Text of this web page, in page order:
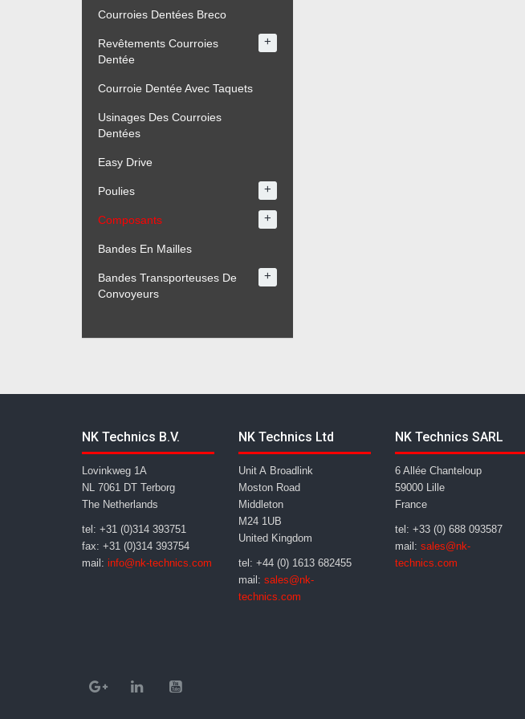
Courroies Dentées Breco
Revêtements Courroies
Dentée
+
Courroie Dentée Avec Taquets
Usinages Des Courroies
Dentées
Easy Drive
Poulies +
Composants +
Bandes En Mailles
Bandes Transporteuses De
Convoyeurs
+
NK Technics B.V.
Lovinkweg 1A
NL 7061 DT Terborg
The Netherlands
tel: +31 (0)314 393751
fax: +31 (0)314 393754
mail: info@nk-technics.com
NK Technics Ltd
Unit A Broadlink
Moston Road
Middleton
M24 1UB
United Kingdom
tel: +44 (0) 1613 682455
mail: sales@nk-
technics.com
NK Technics SARL
6 Allée Chanteloup
59000 Lille
France
tel: +33 (0) 688 093587
mail: sales@nk-
technics.com